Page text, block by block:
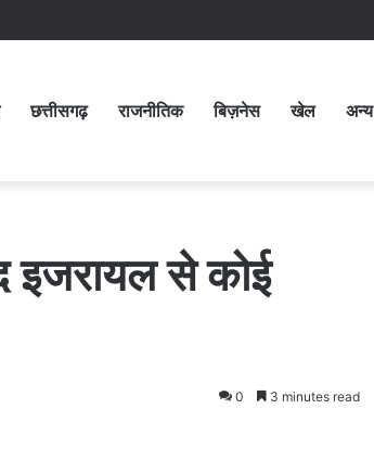
छत्तीसगढ़ राजनीतिक बिज़नेस खेल अन्य
इजरायल से कोई
0 3 minutes read